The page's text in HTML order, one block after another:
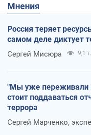
Мнения
Россия теряет
самом деле диктует
Сергей Мисюра 9,1 т.
"Мы уже переживали
стоит поддаваться
террора
Сергей Марченко,